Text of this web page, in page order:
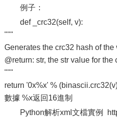
例子：
def _crc32(self, v):
"""
Generates the crc32 hash of the
@return: str, the str value for the
"""
return '0x%x' %
數據 %x返回16進制
Python解析xml文檔實例